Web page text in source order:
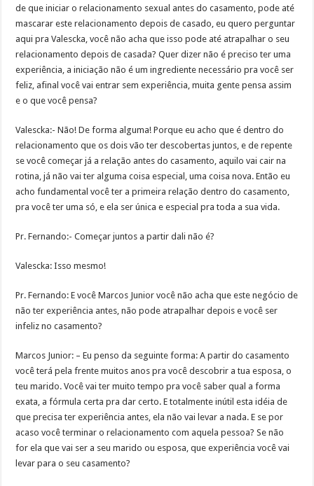
de que iniciar o relacionamento sexual antes do casamento, pode até
mascarar este relacionamento depois de casado, eu quero perguntar
aqui pra Valescka, você não acha que isso pode até atrapalhar o seu
relacionamento depois de casada? Quer dizer não é preciso ter uma
experiência, a iniciação não é um ingrediente necessário pra você ser
feliz, afinal você vai entrar sem experiência, muita gente pensa assim
e o que você pensa?
Valescka:- Não! De forma alguma! Porque eu acho que é dentro do
relacionamento que os dois vão ter descobertas juntos, e de repente
se você começar já a relação antes do casamento, aquilo vai cair na
rotina, já não vai ter alguma coisa especial, uma coisa nova. Então eu
acho fundamental você ter a primeira relação dentro do casamento,
pra você ter uma só, e ela ser única e especial pra toda a sua vida.
Pr. Fernando:- Começar juntos a partir dali não é?
Valescka: Isso mesmo!
Pr. Fernando: E você Marcos Junior você não acha que este negócio de
não ter experiência antes, não pode atrapalhar depois e você ser
infeliz no casamento?
Marcos Junior: – Eu penso da seguinte forma: A partir do casamento
você terá pela frente muitos anos pra você descobrir a tua esposa, o
teu marido. Você vai ter muito tempo pra você saber qual a forma
exata, a fórmula certa pra dar certo. E totalmente inútil esta idéia de
que precisa ter experiência antes, ela não vai levar a nada. E se por
acaso você terminar o relacionamento com aquela pessoa? Se não
for ela que vai ser a seu marido ou esposa, que experiência você vai
levar para o seu casamento?